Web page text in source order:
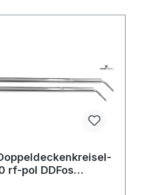
rf-pol DDFos